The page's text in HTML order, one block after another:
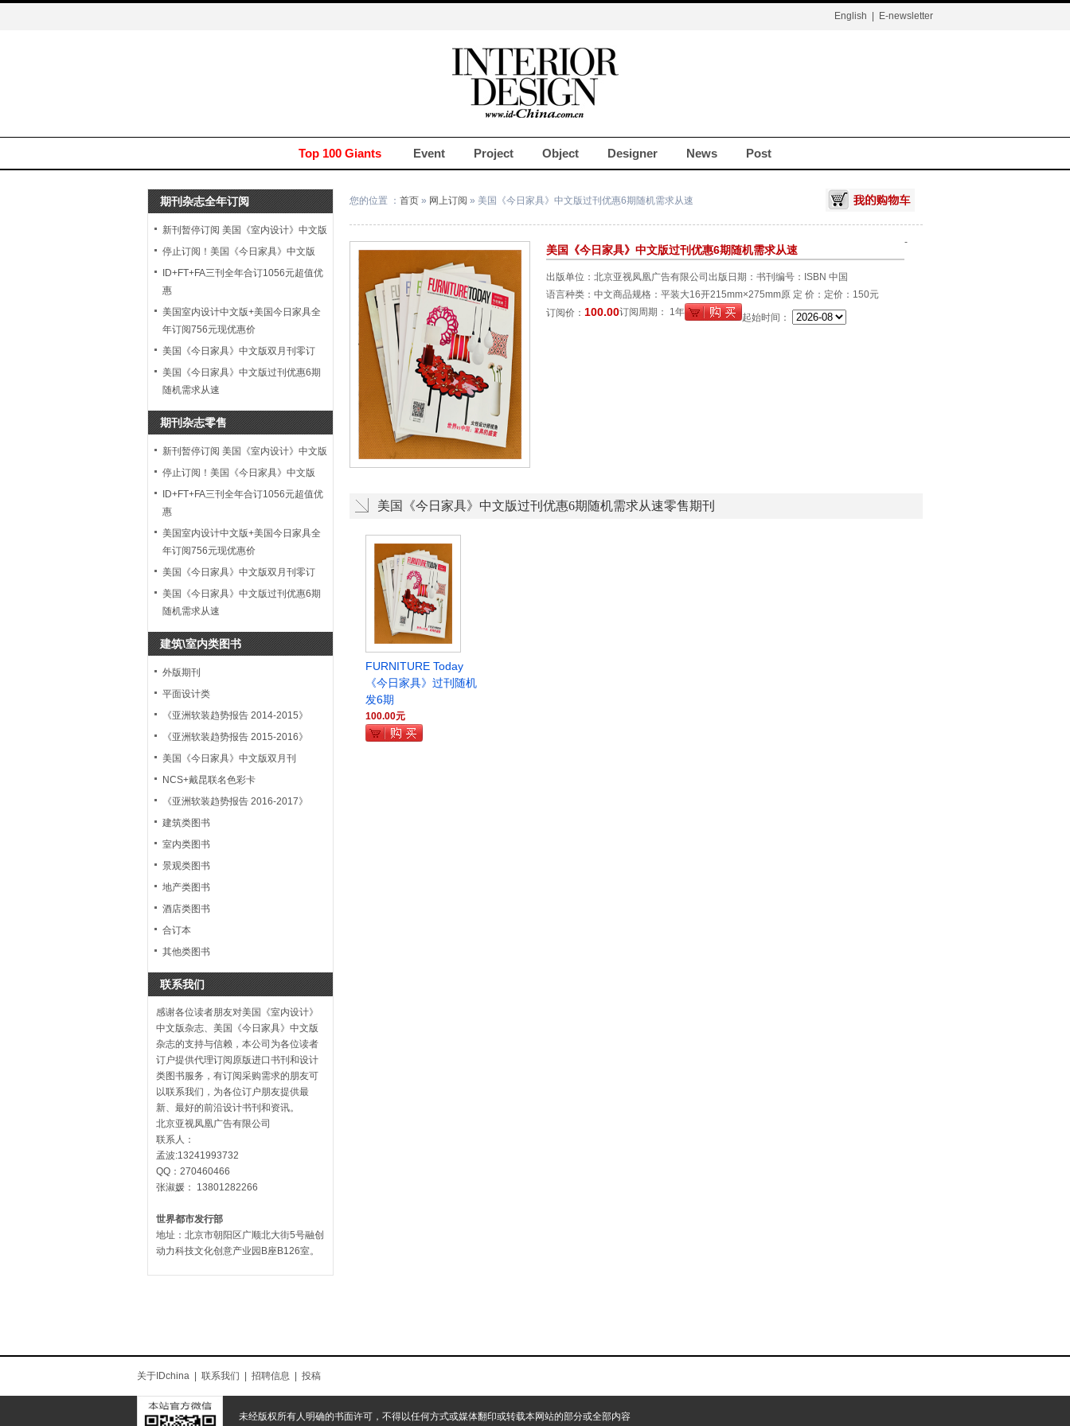
English E-newsletter
Top 100 Giants Event Project Object Designer News Post
期刊杂志全年订阅
新刊暂停订阅 美国《室内设计》中文版
停止订阅！美国《今日家具》中文版
ID+FT+FA三刊全年合订1056元超值优
惠
美国室内设计中文版+美国今日家具全
年订阅756元现优惠价
美国《今日家具》中文版双月刊零订
美国《今日家具》中文版过刊优惠6期
随机需求从速
期刊杂志零售
新刊暂停订阅 美国《室内设计》中文版
停止订阅！美国《今日家具》中文版
ID+FT+FA三刊全年合订1056元超值优
惠
美国室内设计中文版+美国今日家具全
年订阅756元现优惠价
美国《今日家具》中文版双月刊零订
美国《今日家具》中文版过刊优惠6期
随机需求从速
建筑\室内类图书
外版期刊
平面设计类
《亚洲软装趋势报告 2014-2015》
《亚洲软装趋势报告 2015-2016》
美国《今日家具》中文版双月刊
NCS+戴昆联名色彩卡
《亚洲软装趋势报告 2016-2017》
建筑类图书
室内类图书
景观类图书
地产类图书
酒店类图书
合订本
其他类图书
联系我们
感谢各位读者朋友对美国《室内设计》
中文版杂志、美国《今日家具》中文版
杂志的支持与信赖，本公司为各位读者
订户提供代理订阅原版进口书刊和设计
类图书服务，有订阅采购需求的朋友可
以联系我们，为各位订户朋友提供最
新、最好的前沿设计书刊和资讯。
北京亚视凤凰广告有限公司
联系人：
孟波:13241993732
QQ：270460466
张淑媛： 13801282266
世界都市发行部
地址：北京市朝阳区广顺北大街5号融创
动力科技文化创意产业园B座B126室。
您的位置 ： 首页» 网上订阅 » 美国《今日家具》中文版过刊优惠6期随机需求从速
美国《今日家具》中文版过刊优惠6期随机需求从速
出版单位：北京亚视凤凰广告有限公司 出版日期： 书刊编号：ISBN 中国
语言种类：中文商品规格：平装大16开215mm×275mm原 定 价：定价：150元
订阅价： 100.00订阅周期： 1年 起始时间：
-
美国《今日家具》中文版过刊优惠6期随机需求从速零售期刊
FURNITURE Today
《今日家具》过刊随机
发6期
100.00元
关于IDchina 联系我们 招聘信息 投稿
未经版权所有人明确的书面许可，不得以任何方式或媒体翻印或转载本网站的部分或全部内容